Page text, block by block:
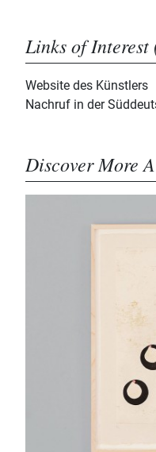
Links of Interest
Website des Künstlers
Nachruf in der
Discover More